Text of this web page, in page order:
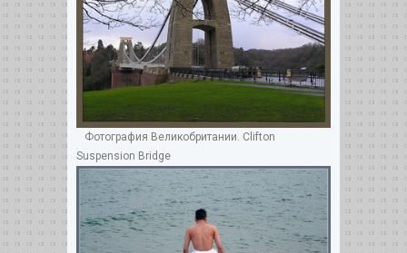
Фотография Великобритании. Clifton
Suspension Bridge